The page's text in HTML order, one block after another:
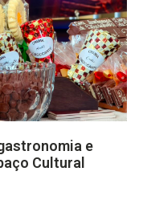
e
Cultural